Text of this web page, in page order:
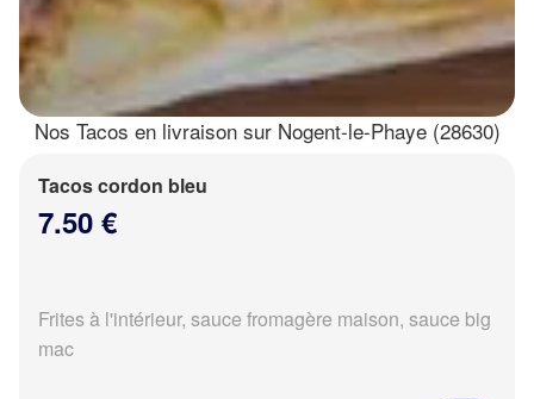
Nos Tacos en livraison sur Nogent-le-Phaye (28630)
Tacos cordon bleu
7.50 €
Frites à l'intérieur, sauce fromagère maison, sauce big
mac